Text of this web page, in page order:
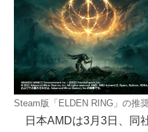
Steam版「ELDEN RING」の推
日本AMDは3月3日、同